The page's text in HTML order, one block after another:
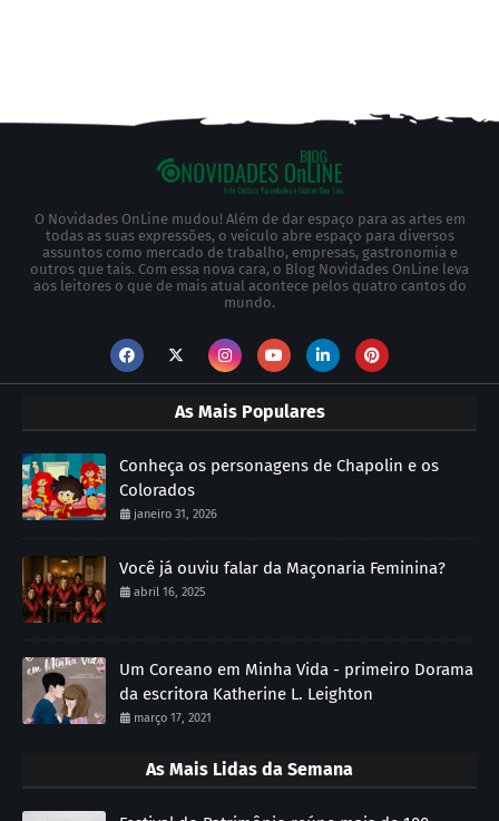
O Novidades OnLine mudou! Além de dar espaço para as artes em
todas as suas expressões, o veículo abre espaço para diversos
assuntos como mercado de trabalho, empresas, gastronomia e
outros que tais. Com essa nova cara, o Blog Novidades OnLine leva
aos leitores o que de mais atual acontece pelos quatro cantos do
mundo.
As Mais Populares
Conheça os personagens de Chapolin e os
Colorados
janeiro 31, 2026
Você já ouviu falar da Maçonaria Feminina?
abril 16, 2025
Um Coreano em Minha Vida - primeiro Dorama
da escritora Katherine L. Leighton
março 17, 2021
As Mais Lidas da Semana